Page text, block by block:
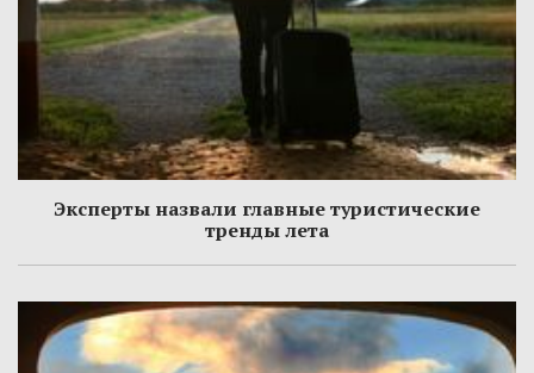
Эксперты назвали главные туристические
тренды лета